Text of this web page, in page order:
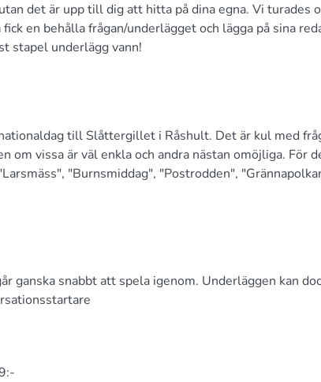
det är upp till dig att hitta på dina egna. Vi turades
en behålla frågan/underlägget och lägga på sina
stapel underlägg vann!
till Slåttergillet i Råshult. Det är kul med
om vissa är väl enkla och andra nästan omöjliga. För
"Burnsmiddag", "Postrodden",
ganska snabbt att spela igenom. Underläggen kan